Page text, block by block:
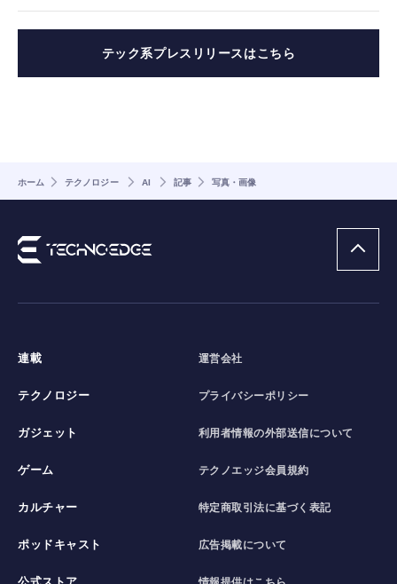
テック系プレスリリースはこちら
ホーム テクノロジー AI 記事 写真・画像
連載
テクノロジー
ガジェット
ゲーム
カルチャー
ポッドキャスト
運営会社
プライバシーポリシー
利用者情報の外部送信について
テクノエッジ会員規約
特定商取引法に基づく表記
広告掲載について